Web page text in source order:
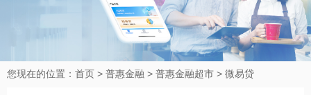
您现在的位置： 首页 > 普惠金融 > 普惠金融超市 > 微易贷